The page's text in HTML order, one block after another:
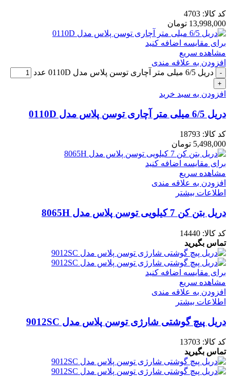
کد کالا: 4703
13,998,000 تومان
برای مقایسه اضافه کنید
مشاهده سریع
افزودن به علاقه مندی
دریل 6/5 میلی متر آچاری توسن پلاس مدل 0110D عدد
افزودن به سبد خرید
دریل 6/5 میلی متر آچاری توسن پلاس مدل 0110D
کد کالا: 18793
5,498,000 تومان
برای مقایسه اضافه کنید
مشاهده سریع
افزودن به علاقه مندی
اطلاعات بیشتر
دریل بتن کن 7 کیلویی توسن پلاس مدل 8065H
کد کالا: 14440
تماس بگیرید
برای مقایسه اضافه کنید
مشاهده سریع
افزودن به علاقه مندی
اطلاعات بیشتر
دریل پیچ گوشتی شارژی توسن پلاس مدل 9012SC
کد کالا: 13703
تماس بگیرید